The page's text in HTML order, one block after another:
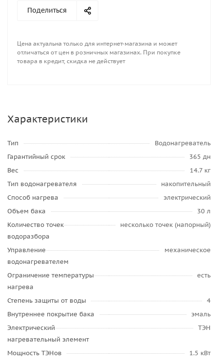
Поделиться
Цена актуальна только для интернет-магазина и может
отличаться от цен в розничных магазинах. При покупке
товара в кредит, скидка не действует
Характеристики
Тип
Водонагреватель
Гарантийный срок
365 дн
Вес
14.7 кг
Тип водонагревателя
накопительный
Способ нагрева
электрический
Объем бака
30 л
Количество точек
водоразбора
несколько точек (напорный)
Управление
водонагревателем
механическое
Ограничение температуры
нагрева
есть
Степень защиты от воды
4
Внутреннее покрытие бака
эмаль
Электрический
нагревательный элемент
ТЭН
Мощность ТЭНов
1.5 кВт